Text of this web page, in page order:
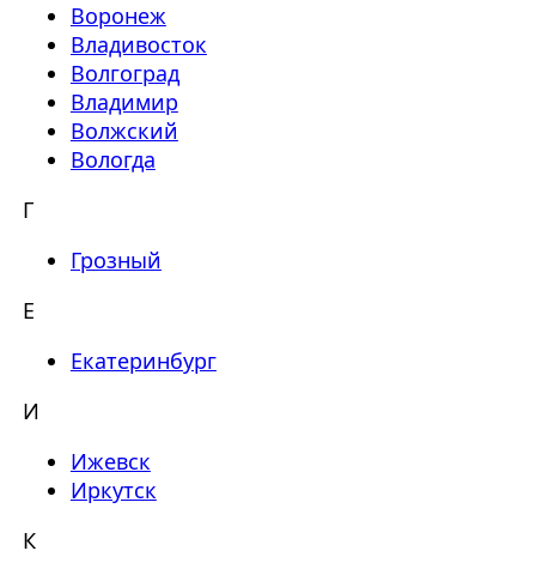
Воронеж
Владивосток
Волгоград
Владимир
Волжский
Вологда
Г
Грозный
Е
Екатеринбург
И
Ижевск
Иркутск
К